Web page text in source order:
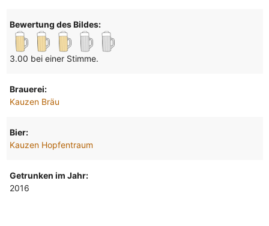
Bewertung des Bildes:
3.00 bei einer Stimme.
Brauerei:
Kauzen Bräu
Bier:
Kauzen Hopfentraum
Getrunken im Jahr:
2016